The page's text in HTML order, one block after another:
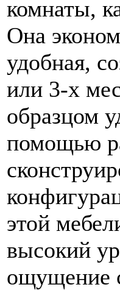
комнаты,
Она
удобная,
или 3-х
образцом
помощью
этой
высокий
ощущение